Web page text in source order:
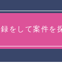
をして案件を